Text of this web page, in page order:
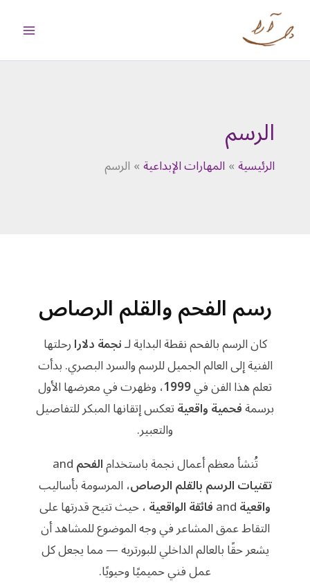
المحتوى
الرسم
الرئيسية المهارات الإبداعية الرسم
رسم الفحم والقلم الرصاص
كان الرسم بالفحم نقطة البداية لـنجمة دلارارحلتها
الفنية إلى العالم الجميل للرسم والسرد البصري. بدأت
تعلم هذا الفن في1999، وظهرت في معرضها الأول
برسمةفحمية واقعيةتعكس إتقانها المبكر للتفاصيل
والتعبير.
تُنشأ معظم أعمال نجمة باستخدامالفحم
تقنيات الرسم بالقلم الرصاص، المرسومة بأساليب
واقعية
فائقة الواقعية، حيث تتيح قدرتها على
التقاط عمق المشاعر في وجه الموضوع للمشاهد أن
يشعر حقًا بالعالم الداخلي للبورتريه — مما يجعل كل
عمل فني حميميًا وحيويًا.